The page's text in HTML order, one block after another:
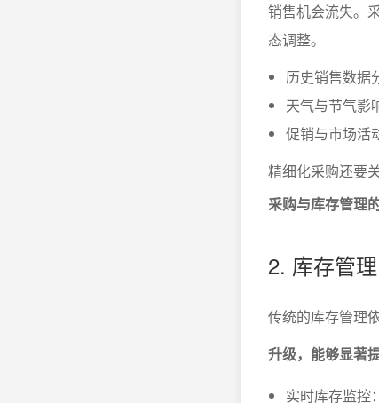
销售机会流失。
态调整。
历史销售数据
天气与节气影
促销与市场活
精细化采购还要
采购与库存管理
2. 库存管
传统的库存管理
升级，能够显著
实时库存监控